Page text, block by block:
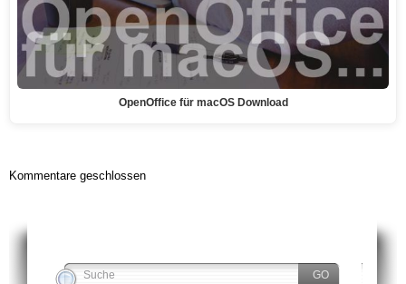
OpenOffice für macOS Download
Kommentare geschlossen